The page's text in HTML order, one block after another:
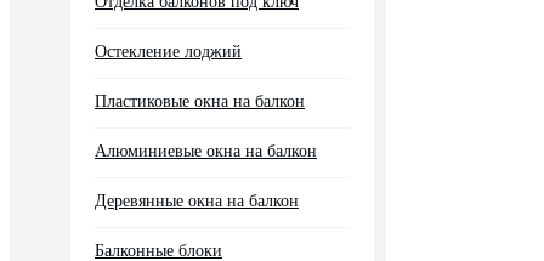
Остекление лоджий
Пластиковые окна на балкон
Алюминиевые окна на балкон
Деревянные окна на балкон
Балконные блоки